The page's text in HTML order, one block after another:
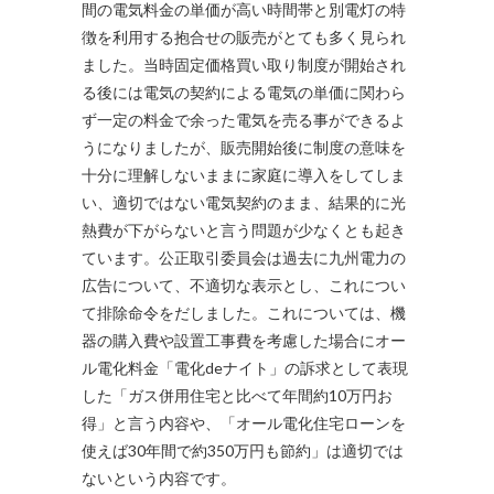
間の電気料金の単価が高い時間帯と別電灯の特
徴を利用する抱合せの販売がとても多く見られ
ました。当時固定価格買い取り制度が開始され
る後には電気の契約による電気の単価に関わら
ず一定の料金で余った電気を売る事ができるよ
うになりましたが、販売開始後に制度の意味を
十分に理解しないままに家庭に導入をしてしま
い、適切ではない電気契約のまま、結果的に光
熱費が下がらないと言う問題が少なくとも起き
ています。公正取引委員会は過去に九州電力の
広告について、不適切な表示とし、これについ
て排除命令をだしました。これについては、機
器の購入費や設置工事費を考慮した場合にオー
ル電化料金「電化deナイト」の訴求として表現
した「ガス併用住宅と比べて年間約10万円お
得」と言う内容や、「オール電化住宅ローンを
使えば30年間で約350万円も節約」は適切では
ないという内容です。